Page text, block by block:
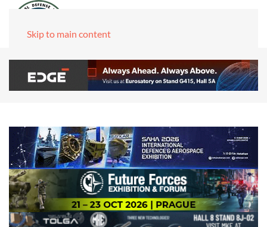
Skip to main content